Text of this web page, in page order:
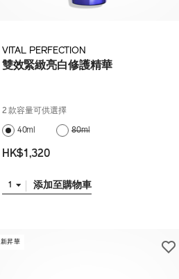
VITAL PERFECTION
雙效緊緻亮白修護精華
2 款容量可供選擇
40ml 80ml
HK$1,320
1 添加至購物車
新昇華